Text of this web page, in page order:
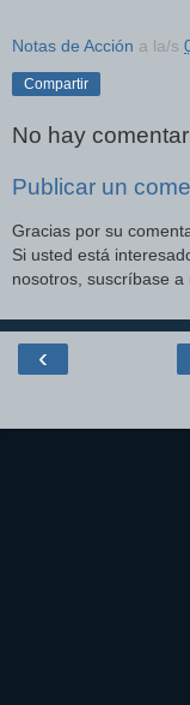
Notas de Acción a la/s
Compartir
No hay
Publicar un
Gracias por su
Si usted está
nosotros, suscríbase a
‹